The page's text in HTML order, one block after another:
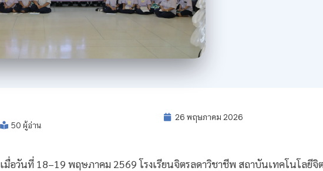
50 ผู้อ่าน
26 พฤษภาคม 2026
เมื่อวันที่ 18–19 พฤษภาคม 2569 โรงเรียนจิตรลดาวิชาชีพ สถาบันเทคโนโลยีจิ